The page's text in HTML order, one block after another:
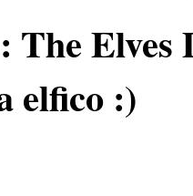
Elves
elfico :)